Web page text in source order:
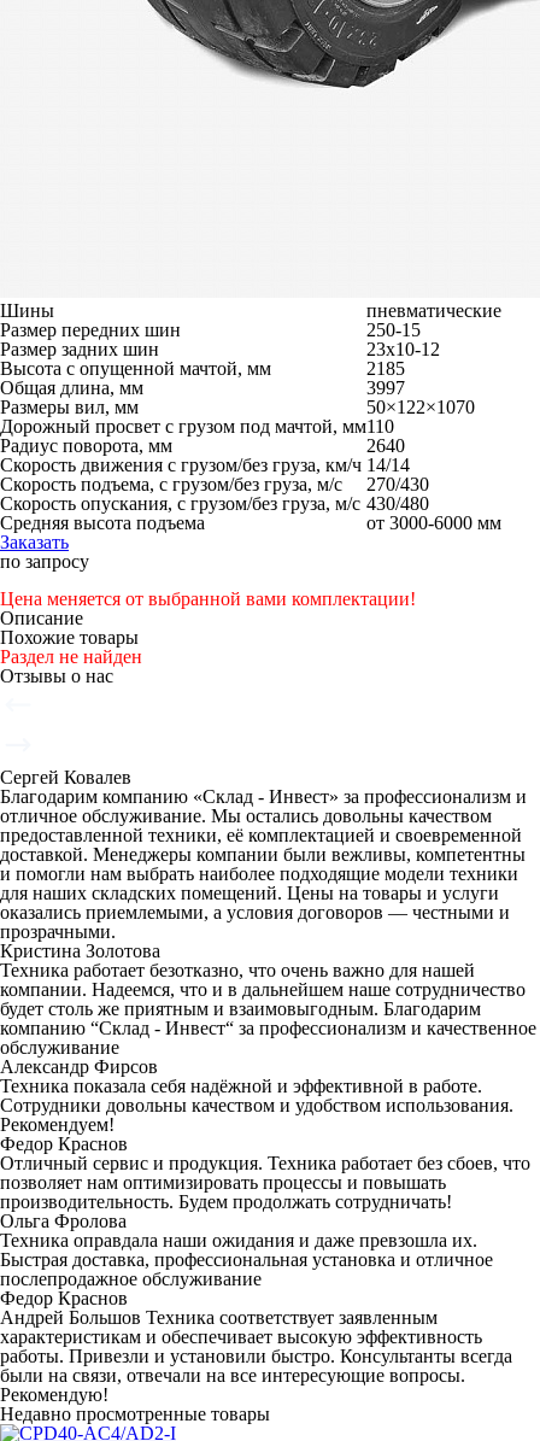
Шины
пневматические
Размер передних шин
250-15
Размер задних шин
23х10-12
Высота с опущенной мачтой, мм
2185
Общая длина, мм
3997
Размеры вил, мм
50×122×1070
Дорожный просвет с грузом под мачтой, мм110
Радиус поворота, мм
2640
Скорость движения с грузом/без груза, км/ч 14/14
Скорость подъема, с грузом/без груза, м/с
270/430
Скорость опускания, с грузом/без груза, м/с 430/480
Средняя высота подъема
от 3000-6000 мм
Заказать
по запросу
Цена меняется от выбранной вами комплектации!
Описание
Похожие товары
Раздел не найден
Отзывы о нас
Сергей Ковалев
Благодарим компанию «Склад - Инвест» за профессионализм и
отличное обслуживание. Мы остались довольны качеством
предоставленной техники, её комплектацией и своевременной
доставкой. Менеджеры компании были вежливы, компетентны
и помогли нам выбрать наиболее подходящие модели техники
для наших складских помещений. Цены на товары и услуги
оказались приемлемыми, а условия договоров — честными и
прозрачными.
Кристина Золотова
Техника работает безотказно, что очень важно для нашей
компании. Надеемся, что и в дальнейшем наше сотрудничество
будет столь же приятным и взаимовыгодным. Благодарим
компанию “Склад - Инвест“ за профессионализм и качественное
обслуживание
Александр Фирсов
Техника показала себя надёжной и эффективной в работе.
Сотрудники довольны качеством и удобством использования.
Рекомендуем!
Федор Краснов
Отличный сервис и продукция. Техника работает без сбоев, что
позволяет нам оптимизировать процессы и повышать
производительность. Будем продолжать сотрудничать!
Ольга Фролова
Техника оправдала наши ожидания и даже превзошла их.
Быстрая доставка, профессиональная установка и отличное
послепродажное обслуживание
Федор Краснов
Андрей Большов Техника соответствует заявленным
характеристикам и обеспечивает высокую эффективность
работы. Привезли и установили быстро. Консультанты всегда
были на связи, отвечали на все интересующие вопросы.
Рекомендую!
Недавно просмотренные товары